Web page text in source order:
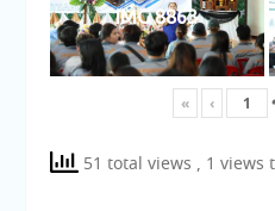
IMG 8863
« ‹
51 total views , 1 views